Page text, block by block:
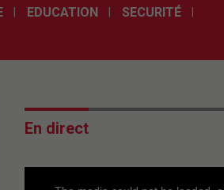
EDUCATION SECURITÉ
En direct